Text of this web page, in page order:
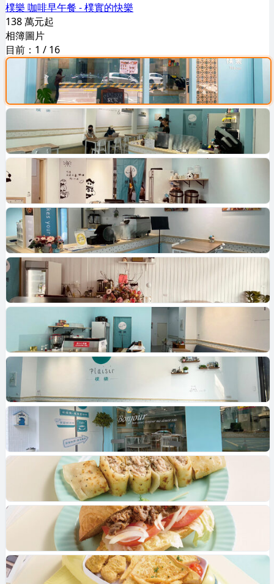
樸樂 咖啡早午餐 - 樸實的快樂
138 萬元起
相簿圖片
目前： 1 / 16